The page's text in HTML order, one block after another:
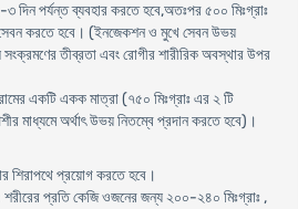
৩ দিন পর্যন্ত ব্যবহার করতে হবে,অতঃপর ৫০০ মিঃগ্রাঃ
করতে হবে। (ইনজেকশন ও মুখে সেবন উভয়
সংক্রমণের তীব্রতা এবং রোগীর শারীরিক অবস্থার উপর
একটি একক মাত্রা (৭৫০ মিঃগ্রাঃ এর ২ টি
মাধ্যমে অর্থাৎ উভয় নিতম্বে প্রদান করতে হবে)।
শিরাপথে প্রয়োগ করতে হবে।
শরীরের প্রতি কেজি ওজনের জন্য ২০০-২৪০ মিঃগ্রাঃ ,